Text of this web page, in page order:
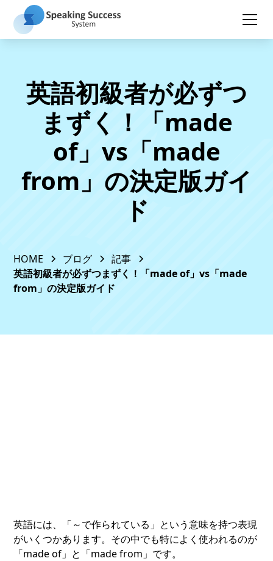
英語初級者が必ずつ
まずく！「made
of」vs「made
from」の決定版ガイ
ド
HOME ブログ
記事
英語初級者が必ずつまずく！「made of」vs「made
from」の決定版ガイド
英語には、「～で作られている」という意味を持つ表現
がいくつかあります。その中でも特によく使われるのが
「made of」と「made from」です。